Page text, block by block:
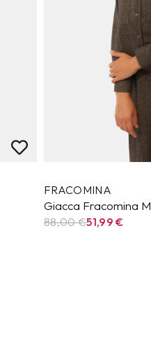
FRACOMINA
Giacca Fracomina
88,00 €51,99€